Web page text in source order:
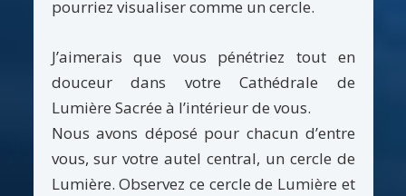
pourriez visualiser comme un cercle.
J’aimerais que vous pénétriez tout en
douceur dans votre Cathédrale de
Lumière Sacrée à l’intérieur de vous.
Nous avons déposé pour chacun d’entre
vous, sur votre autel central, un cercle de
Lumière. Observez ce cercle de Lumière et